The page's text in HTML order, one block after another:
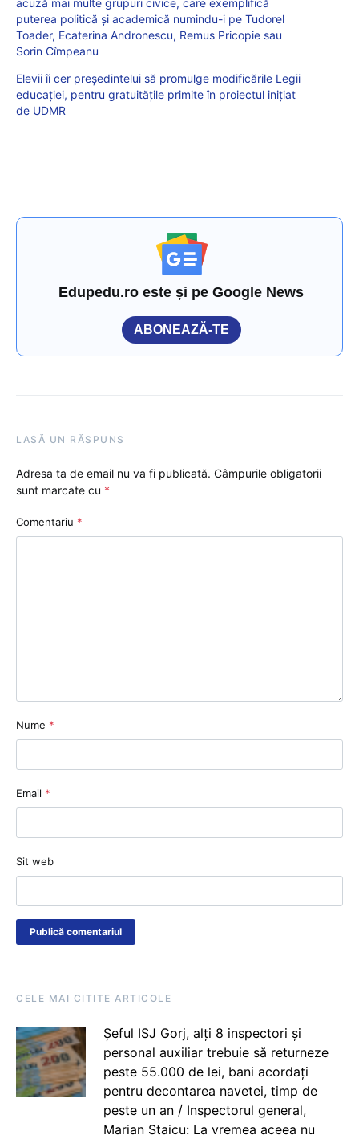
acuză mai multe grupuri civice, care exemplifică
puterea politică și academică numindu-i pe Tudorel
Toader, Ecaterina Andronescu, Remus Pricopie sau
Sorin Cîmpeanu
Elevii îi cer președintelui să promulge modificările Legii
educației, pentru gratuitățile primite în proiectul inițiat
de UDMR
Edupedu.ro este și pe Google News
ABONEAZĂ-TE
LASĂ UN RĂSPUNS
Adresa ta de email nu va fi publicată. Câmpurile obligatorii
sunt marcate cu *
Comentariu *
Nume *
Email *
Sit web
CELE MAI CITITE ARTICOLE
Șeful ISJ Gorj, alți 8 inspectori și
personal auxiliar trebuie să returneze
peste 55.000 de lei, bani acordați
pentru decontarea navetei, timp de
peste un an / Inspectorul general,
Marian Staicu: La vremea aceea nu